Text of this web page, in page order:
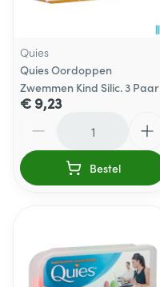
Quies
Quies Oordoppen
Zwemmen Kind Silic. 3 Paar
€ 9,23
Bestel